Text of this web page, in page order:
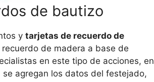
de bautizo
y tarjetas de recuerdo de
de madera a base de
en este tipo de acciones, en
agregan los datos del festejado,